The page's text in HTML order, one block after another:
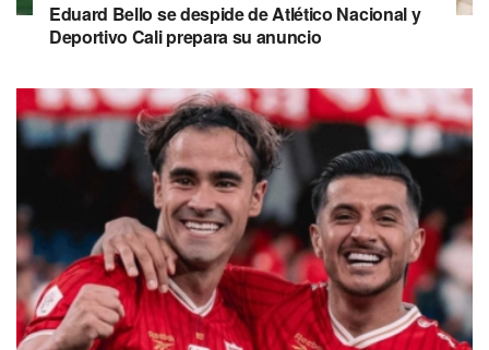
Eduard Bello se despide de Atlético Nacional y
Deportivo Cali prepara su anuncio